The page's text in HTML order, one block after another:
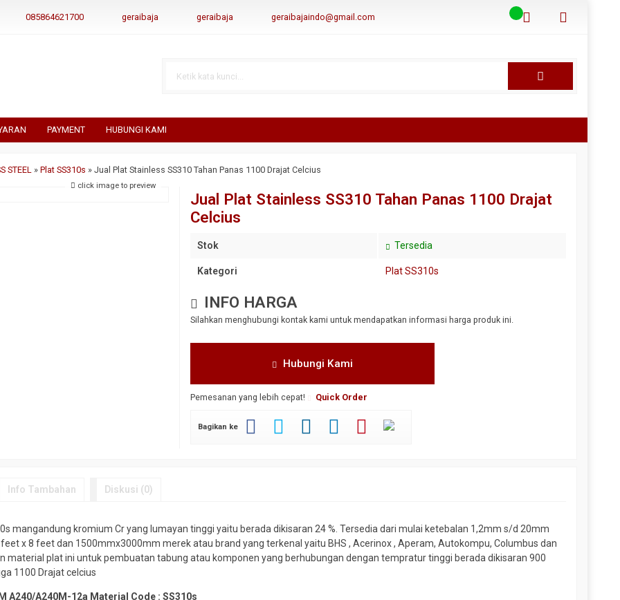
085864621700 geraibaja geraibaja geraibajaindo@gmail.com
PAYMENT HUBUNGI KAMI
STEEL »Plat SS310s »Jual Plat Stainless SS310 Tahan Panas 1100 Drajat Celcius
click image to preview
Jual Plat Stainless SS310 Tahan Panas 1100 Drajat
Celcius
Stok Tersedia
Kategori Plat SS310s
INFO HARGA
Silahkan menghubungi kontak kami untuk mendapatkan informasi harga produk ini.
Hubungi Kami
Pemesanan yang lebih cepat! Quick Order
Bagikan ke
Info Tambahan Diskusi (0)
mangandung kromium Cr yang lumayan tinggi yaitu berada dikisaran 24 %. Tersedia dari mulai ketebalan 1,2mm s/d 20mm
x 8 feet dan 1500mmx3000mm merek atau brand yang terkenal yaitu BHS , Acerinox , Aperam, Autokompu, Columbus dan
material plat ini untuk pembuatan tabung atau komponen yang berhubungan dengan tempratur tinggi berada dikisaran 900
1100 Drajat celcius
A240/A240M-12a Material Code : SS310s